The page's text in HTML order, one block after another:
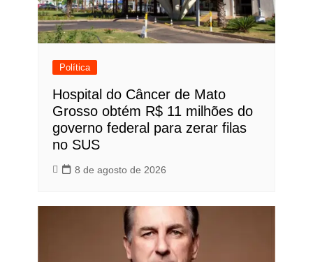
Política
Hospital do Câncer de Mato
Grosso obtém R$ 11 milhões do
governo federal para zerar filas
no SUS
8 de agosto de 2026